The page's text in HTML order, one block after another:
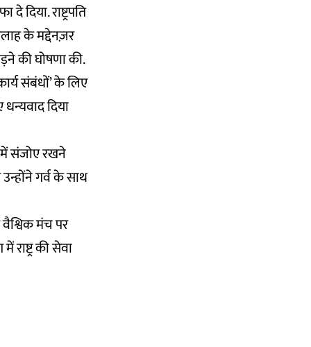
राष्ट्रपति
के मद्देनज़र
की घोषणा की.
संबंधों’ के लिए
दिया
संजोए रखने
गर्व के साथ
मंच पर
की सेवा